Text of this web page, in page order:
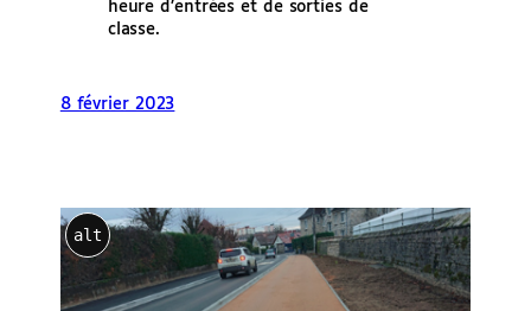
heure d’entrées et de sorties de
classe.
8 février 2023
alt